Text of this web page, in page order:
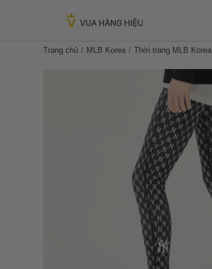
Trang chủ MLB Korea Thời trang MLB Korea